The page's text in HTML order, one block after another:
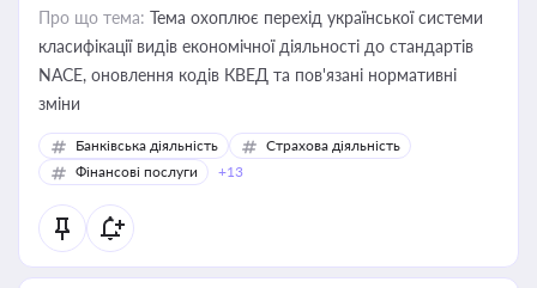
Про що тема: Тема охоплює перехід української системи
класифікації видів економічної діяльності до стандартів
NACE, оновлення кодів КВЕД та пов'язані нормативні
зміни
Банківська діяльність
Страхова діяльність
Фінансові послуги
+13